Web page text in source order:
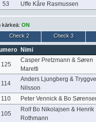
53 Uffe Kåre Rasmussen
kärkeä: ON
Check 2 Check 3
Nimi
125
Casper Pretzmann & Søren
Maretti
114
Anders Ljungberg & Tryggve
Nilsson
110 Peter Vennick & Bo
105
Rolf Bo Nikolajsen & Henrik
Rothmann